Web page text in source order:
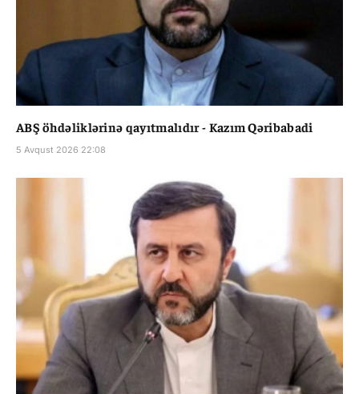
ABŞ öhdəliklərinə qayıtmalıdır - Kazım Qəribabadi
5 Avqust 2026 22:08